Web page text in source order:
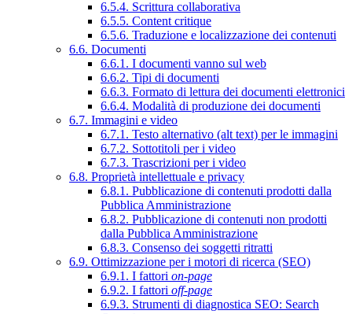
6.5.4. Scrittura collaborativa
6.5.5. Content critique
6.5.6. Traduzione e localizzazione dei contenuti
6.6. Documenti
6.6.1. I documenti vanno sul web
6.6.2. Tipi di documenti
6.6.3. Formato di lettura dei documenti elettronici
6.6.4. Modalità di produzione dei documenti
6.7. Immagini e video
6.7.1. Testo alternativo (alt text) per le immagini
6.7.2. Sottotitoli per i video
6.7.3. Trascrizioni per i video
6.8. Proprietà intellettuale e privacy
6.8.1. Pubblicazione di contenuti prodotti dalla
Pubblica Amministrazione
6.8.2. Pubblicazione di contenuti non prodotti
dalla Pubblica Amministrazione
6.8.3. Consenso dei soggetti ritratti
6.9. Ottimizzazione per i motori di ricerca (SEO)
6.9.1. I fattori on-page
6.9.2. I fattori off-page
6.9.3. Strumenti di diagnostica SEO: Search